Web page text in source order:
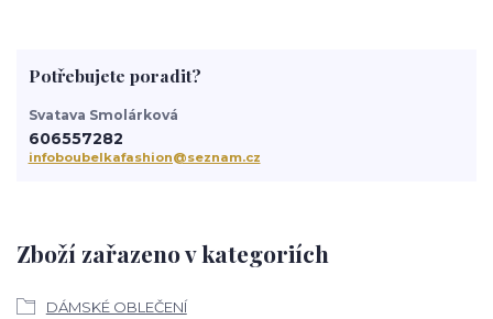
Zboží zařazeno v kategoriích
DÁMSKÉ OBLEČENÍ
Potřebujete poradit?
Svatava Smolárková
606557282
infoboubelkafashion@seznam.cz